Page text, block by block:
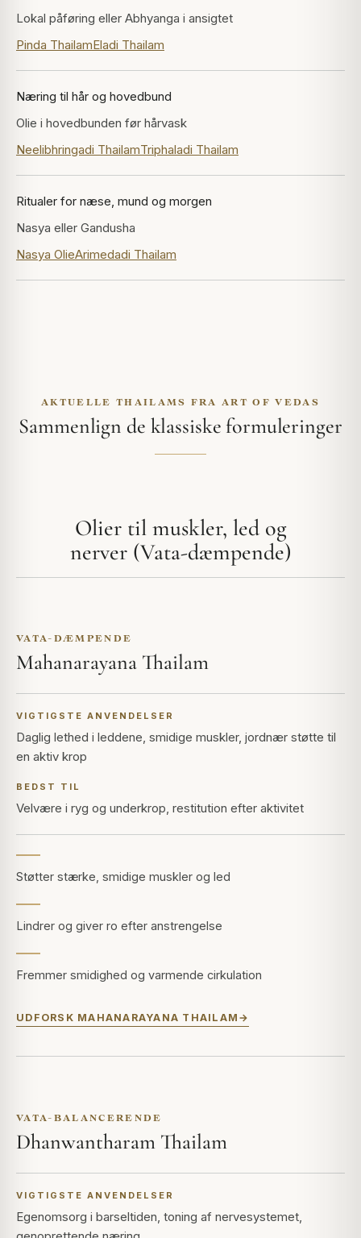
Lokal påføring eller Abhyanga i ansigtet
Pinda ThailamEladi Thailam
Næring til hår og hovedbund
Olie i hovedbunden før hårvask
Neelibhringadi ThailamTriphaladi Thailam
Ritualer for næse, mund og morgen
Nasya eller Gandusha
Nasya OlieArimedadi Thailam
AKTUELLE THAILAMS FRA ART OF VEDAS
Sammenlign de klassiske formuleringer
Olier til muskler, led og
nerver (Vata-dæmpende)
VATA-DÆMPENDE
Mahanarayana Thailam
VIGTIGSTE ANVENDELSER
Daglig lethed i leddene, smidige muskler, jordnær støtte til
en aktiv krop
BEDST TIL
Velvære i ryg og underkrop, restitution efter aktivitet
Støtter stærke, smidige muskler og led
Lindrer og giver ro efter anstrengelse
Fremmer smidighed og varmende cirkulation
UDFORSK MAHANARAYANA THAILAM
VATA-BALANCERENDE
Dhanwantharam Thailam
VIGTIGSTE ANVENDELSER
Egenomsorg i barseltiden, toning af nervesystemet,